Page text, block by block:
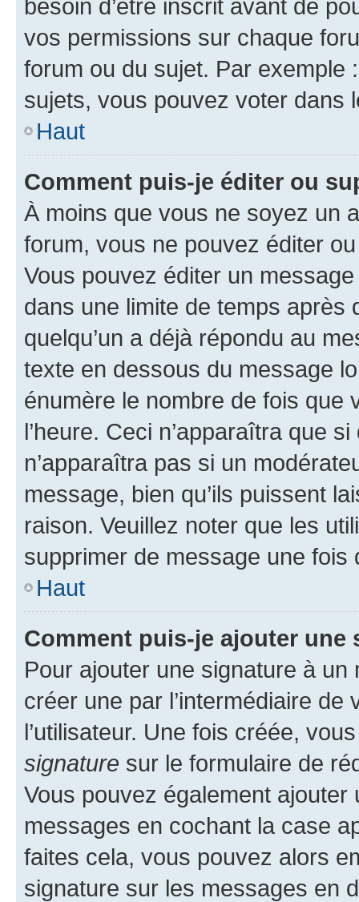
besoin d’être inscrit avant de
vos permissions sur chaque
forum ou du sujet. Par exemple
sujets, vous pouvez voter dans
Haut
Comment puis-je éditer ou
À moins que vous ne soyez un
forum, vous ne pouvez éditer
Vous pouvez éditer un
dans une limite de temps après
quelqu’un a déjà répondu au
texte en dessous du message
énumère le nombre de fois que
l’heure. Ceci n’apparaîtra que
n’apparaîtra pas si un
message, bien qu’ils puissent
raison. Veuillez noter que les
supprimer de message une fois
Haut
Comment puis-je ajouter une
Pour ajouter une signature à un
créer une par l’intermédiaire
l’utilisateur. Une fois créée,
signature sur le formulaire de
Vous pouvez également
messages en cochant la case
faites cela, vous pouvez alors
signature sur les messages en